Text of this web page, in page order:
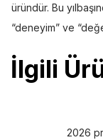
üründür. Bu
“deneyim” ve
İlgili
2026